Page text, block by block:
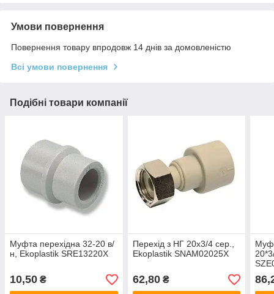
Умови повернення
Повернення товару впродовж 14 днів за домовленістю
Всі умови повернення
Подібні товари компанії
Муфта перехідна 32-20 в/
н, Ekoplastik SRE13220X
10,50 ₴
Перехід з НГ 20x3/4 сер.,
Ekoplastik SNAM02025X
62,80₴